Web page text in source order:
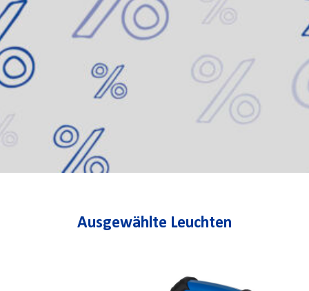
Ausgewählte Leuchten